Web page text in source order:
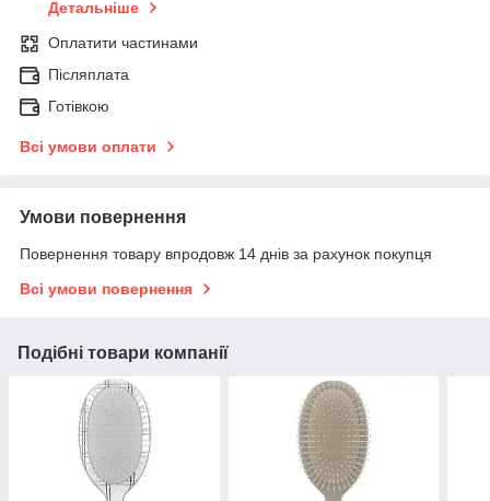
Детальніше
Оплатити частинами
Післяплата
Готівкою
Всі умови оплати
Умови повернення
Повернення товару впродовж 14 днів за рахунок покупця
Всі умови повернення
Подібні товари компанії